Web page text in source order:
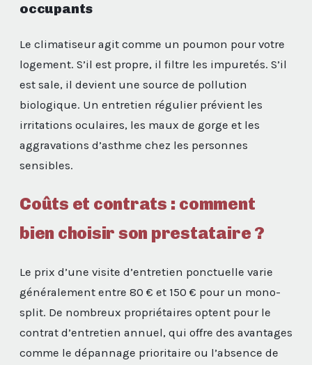
occupants
Le climatiseur agit comme un poumon pour votre
logement. S’il est propre, il filtre les impuretés. S’il
est sale, il devient une source de pollution
biologique. Un entretien régulier prévient les
irritations oculaires, les maux de gorge et les
aggravations d’asthme chez les personnes
sensibles.
Coûts et contrats : comment
bien choisir son prestataire ?
Le prix d’une visite d’entretien ponctuelle varie
généralement entre 80 € et 150 € pour un mono-
split. De nombreux propriétaires optent pour le
contrat d’entretien annuel, qui offre des avantages
comme le dépannage prioritaire ou l’absence de